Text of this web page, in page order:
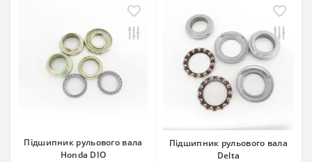
Підшипник рульового вала
Honda DIO
Підшипник рульового вала
Delta